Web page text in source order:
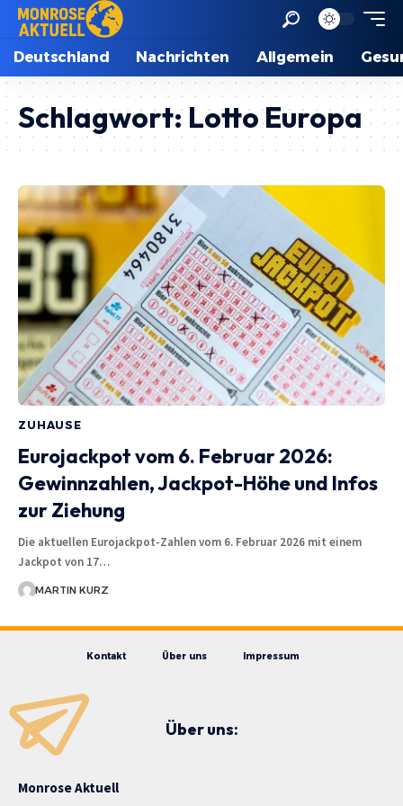
Deutschland Nachrichten Allgemein
Schlagwort: Lotto Europa
ZUHAUSE
Eurojackpot vom 6. Februar 2026:
Gewinnzahlen, Jackpot-Höhe und Infos
zur Ziehung
Die aktuellen Eurojackpot-Zahlen vom 6. Februar 2026 mit einem
Jackpot von 17…
MARTIN KURZ
Kontakt Über uns Impressum
Über uns:
Monrose Aktuell